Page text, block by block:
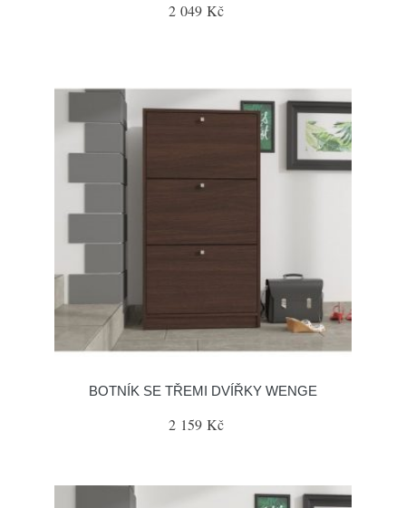
2 049 Kč
BOTNÍK SE TŘEMI DVÍŘKY WENGE
2 159 Kč